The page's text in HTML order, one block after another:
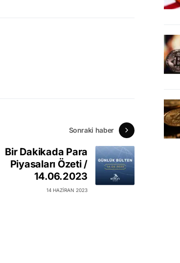
Sonraki haber
Bir Dakikada Para
Piyasaları Özeti /
14.06.2023
14 HAZIRAN 2023